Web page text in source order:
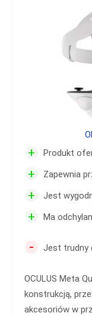
+ Produkt
+ Zapewnia
+ Jest
+ Ma
- Jest trudny
OCULUS Meta
konstrukcją,
akcesoriów w